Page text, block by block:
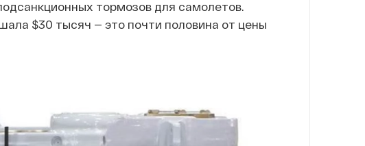
тормозов для самолетов.
$30 тысяч — это почти половина от цены